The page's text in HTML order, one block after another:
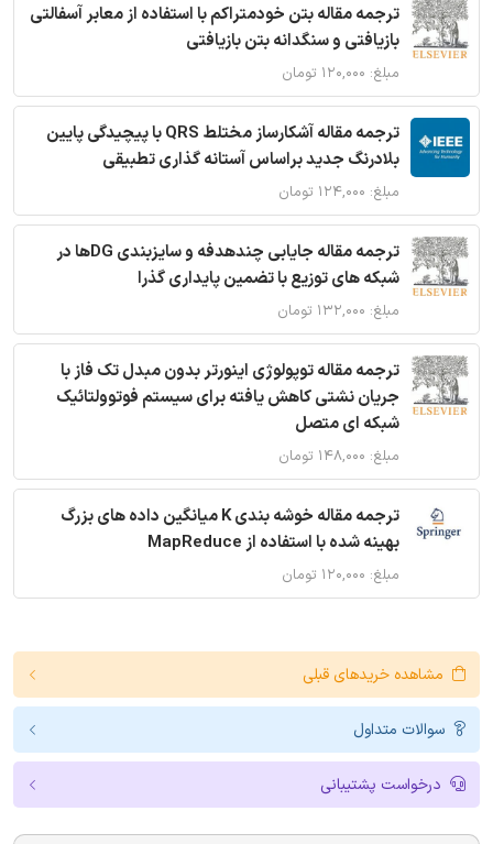
ترجمه مقاله بتن خودمتراکم با استفاده از معابر آسفالتی
بازیافتی و سنگدانه بتن بازیافتی
مبلغ: ۱۲۰,۰۰۰ تومان
ترجمه مقاله آشکارساز مختلط QRS با پیچیدگی پایین
بلادرنگ جدید براساس آستانه گذاری تطبیقی
مبلغ: ۱۲۴,۰۰۰ تومان
ترجمه مقاله جایابی چندهدفه و سایزبندی DGها در
شبکه های توزیع با تضمین پایداری گذرا
مبلغ: ۱۳۲,۰۰۰ تومان
ترجمه مقاله توپولوژی اینورتر بدون مبدل تک فاز با
جریان نشتی کاهش یافته برای سیستم فوتوولتائیک
شبکه ای متصل
مبلغ: ۱۴۸,۰۰۰ تومان
ترجمه مقاله خوشه بندی K میانگین داده های بزرگ
بهینه شده با استفاده از MapReduce
مبلغ: ۱۲۰,۰۰۰ تومان
مشاهده خریدهای قبلی
سوالات متداول
درخواست پشتیبانی